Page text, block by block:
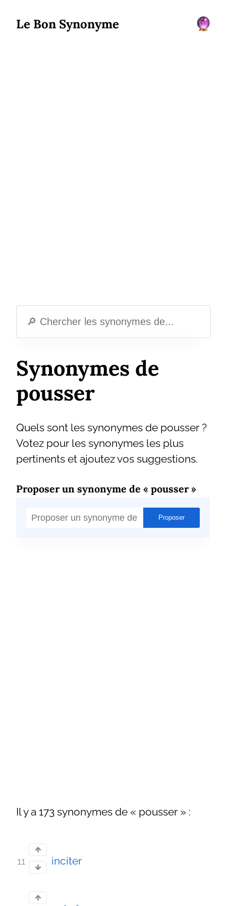
Le Bon Synonyme
Synonymes de
pousser
Quels sont les synonymes de pousser ?
Votez pour les synonymes les plus
pertinents et ajoutez vos suggestions.
Proposer un synonyme de « pousser »
Il y a 173 synonymes de « pousser » :
11 inciter